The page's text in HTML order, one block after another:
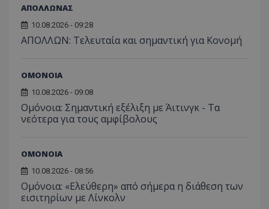
ΑΠΟΛΛΩΝΑΣ
10.08.2026 - 09:28
ΑΠΟΛΛΩΝ: Τελευταία και σημαντική για Κονομή
ΟΜΟΝΟΙΑ
10.08.2026 - 09:08
Ομόνοια: Σημαντική εξέλιξη με Άιτινγκ - Τα
νεότερα για τους αμφίβολους
ΟΜΟΝΟΙΑ
10.08.2026 - 08:56
Ομόνοια: «Ελεύθερη» από σήμερα η διάθεση των
εισιτηρίων με Λίνκολν